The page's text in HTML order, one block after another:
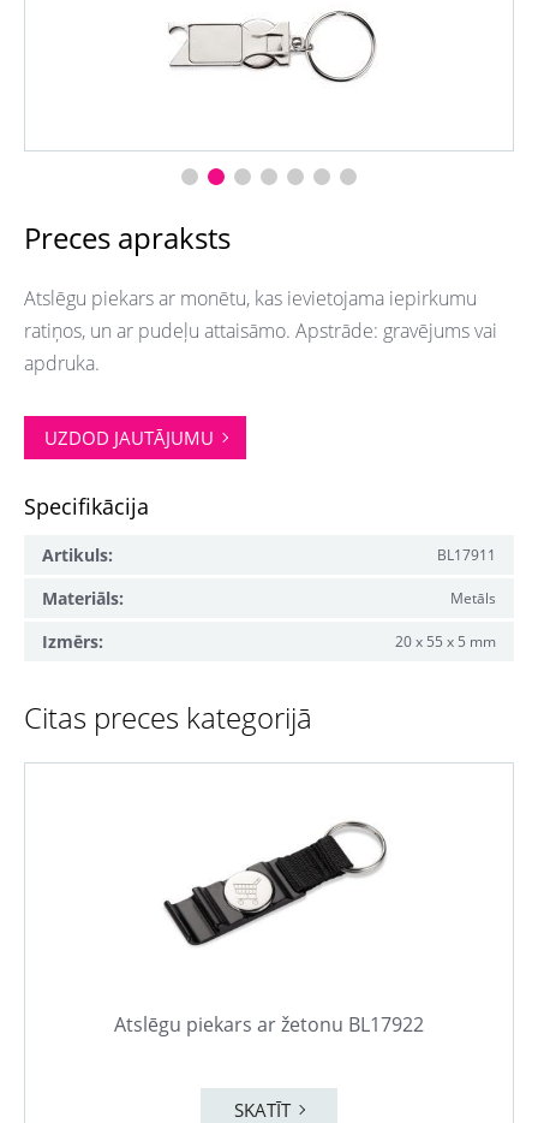
Preces apraksts
Atslēgu piekars ar monētu, kas ievietojama iepirkumu
ratiņos, un ar pudeļu attaisāmo. Apstrāde: gravējums vai
apdruka.
UZDOD JAUTĀJUMU
Specifikācija
Artikuls: BL17911
Materiāls: Metāls
Izmērs: 20 x 55 x 5 mm
Citas preces kategorijā
Atslēgu piekars ar žetonu BL17922
SKATĪT